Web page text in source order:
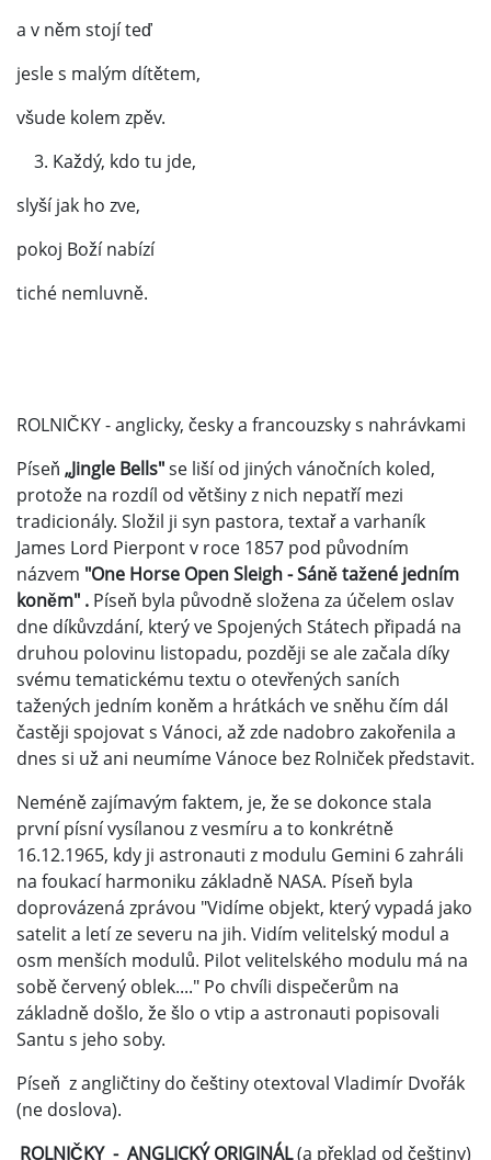
a v něm stojí teď
jesle s malým dítětem,
všude kolem zpěv.
3. Každý, kdo tu jde,
slyší jak ho zve,
pokoj Boží nabízí
tiché nemluvně.
ROLNIČKY - anglicky, česky a francouzsky s nahrávkami
Píseň „Jingle Bells"se liší od jiných vánočních koled,
protože na rozdíl od většiny z nich nepatří mezi
tradicionály. Složil ji syn pastora, textař a varhaník
James Lord Pierpont v roce 1857 pod původním
názvem "One Horse Open Sleigh - Sáně tažené jedním
koněm" . Píseň byla původně složena za účelem oslav
dne díkůvzdání, který ve Spojených Státech připadá na
druhou polovinu listopadu, později se ale začala díky
svému tematickému textu o otevřených saních
tažených jedním koněm a hrátkách ve sněhu čím dál
častěji spojovat s Vánoci, až zde nadobro zakořenila a
dnes si už ani neumíme Vánoce bez Rolniček představit.
Neméně zajímavým faktem, je, že se dokonce stala
první písní vysílanou z vesmíru a to konkrétně
16.12.1965, kdy ji astronauti z modulu Gemini 6 zahráli
na foukací harmoniku základně NASA. Píseň byla
doprovázená zprávou "Vidíme objekt, který vypadá jako
satelit a letí ze severu na jih. Vidím velitelský modul a
osm menších modulů. Pilot velitelského modulu má na
sobě červený oblek...." Po chvíli dispečerům na
základně došlo, že šlo o vtip a astronauti popisovali
Santu s jeho soby.
Píseň z angličtiny do češtiny otextoval Vladimír Dvořák
(ne doslova).
ROLNIČKY - ANGLICKÝ ORIGINÁL(a překlad od češtiny)